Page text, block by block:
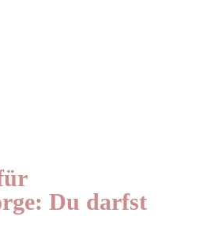
Du darfst